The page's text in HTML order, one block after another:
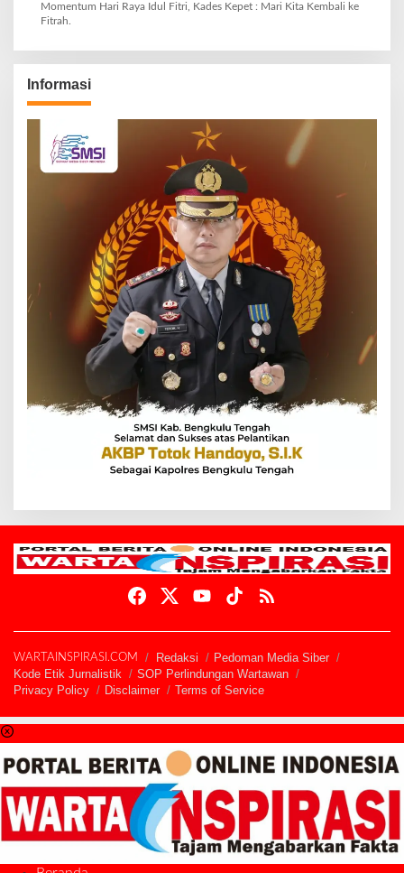
Momentum Hari Raya Idul Fitri, Kades Kepet : Mari Kita Kembali ke
Fitrah.
Informasi
WARTAINSPIRASI.COM Redaksi
Pedoman Media Siber
Kode Etik Jurnalistik
SOP Perlindungan Wartawan
Privacy Policy
Disclaimer Terms of Service